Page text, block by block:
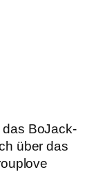
BoJack-
über das